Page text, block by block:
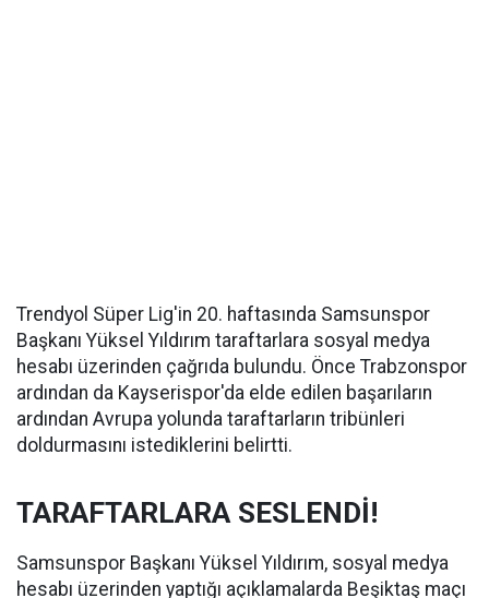
Trendyol Süper Lig'in 20. haftasında Samsunspor
Başkanı Yüksel Yıldırım taraftarlara sosyal medya
hesabı üzerinden çağrıda bulundu. Önce Trabzonspor
ardından da Kayserispor'da elde edilen başarıların
ardından Avrupa yolunda taraftarların tribünleri
doldurmasını istediklerini belirtti.
TARAFTARLARA SESLENDİ!
Samsunspor Başkanı Yüksel Yıldırım, sosyal medya
hesabı üzerinden yaptığı açıklamalarda Beşiktaş maçı